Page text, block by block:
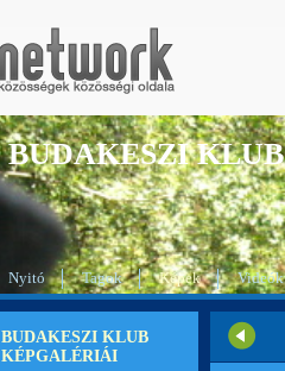
BUDAKESZI KLUB
Nyitó Tagok Képek Videók
BUDAKESZI KLUB
KÉPGALÉRIÁI